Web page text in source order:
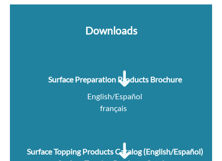
Downloads
Surface Preparation Products Brochure
English/Español
français
Surface Topping Products Catalog (English/Español)